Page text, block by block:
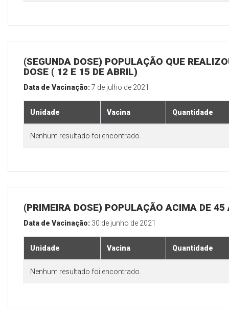
(SEGUNDA DOSE) POPULAÇÃO QUE
DOSE ( 12 E 15 DE ABRIL)
Data de Vacinação:7 de julho de 2021
Unidade Vacina Quantidade
Nenhum resultado foi encontrado.
(PRIMEIRA DOSE) POPULAÇÃO ACIMA DE 45
Data de Vacinação: 30 de junho de 2021
Unidade Vacina Quantidade
Nenhum resultado foi encontrado.